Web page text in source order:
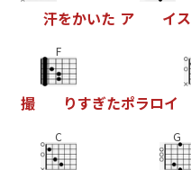
汗をかいた ア イス
撮
F
りすぎたポラロイ
C G